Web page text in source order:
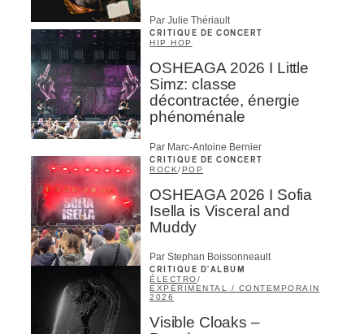
Par Julie Thériault
CRITIQUE DE CONCERT
HIP HOP
OSHEAGA 2026 I Little
Simz: classe
décontractée, énergie
phénoménale
Par Marc-Antoine Bernier
CRITIQUE DE CONCERT
ROCK/POP
OSHEAGA 2026 I Sofia
Isella is Visceral and
Muddy
Par Stephan Boissonneault
CRITIQUE D'ALBUM
ÉLECTRO/
EXPÉRIMENTAL / CONTEMPORAIN
2026
Visible Cloaks –